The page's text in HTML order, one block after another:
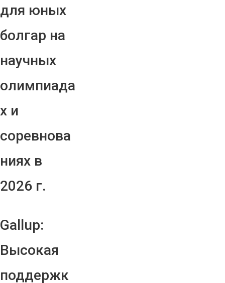
для юных
болгар на
научных
олимпиада
х и
соревнова
ниях в
2026 г.
Gallup:
Высокая
поддержк